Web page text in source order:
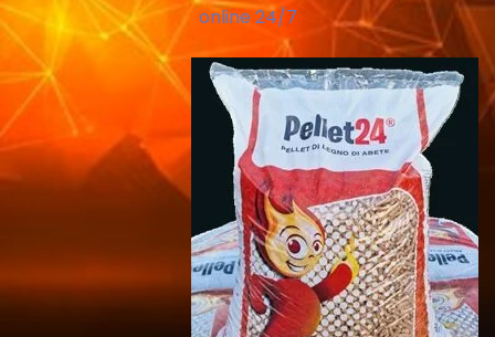
online 24/7